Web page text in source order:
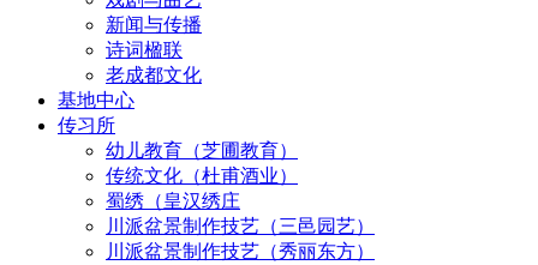
新闻与传播
诗词楹联
老成都文化
基地中心
传习所
幼儿教育（芝圃教育）
传统文化（杜甫酒业）
蜀绣（皇汉绣庄
川派盆景制作技艺（三邑园艺）
川派盆景制作技艺（秀丽东方）